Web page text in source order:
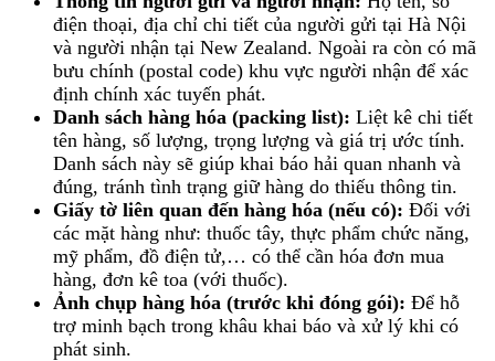
điện thoại, địa chỉ chi tiết của người gửi tại Hà Nội
và người nhận tại New Zealand. Ngoài ra còn có mã
bưu chính (postal code) khu vực người nhận để xác
định chính xác tuyến phát.
Danh sách hàng hóa (packing list): Liệt kê chi tiết
tên hàng, số lượng, trọng lượng và giá trị ước tính.
Danh sách này sẽ giúp khai báo hải quan nhanh và
đúng, tránh tình trạng giữ hàng do thiếu thông tin.
Giấy tờ liên quan đến hàng hóa (nếu có): Đối với
các mặt hàng như: thuốc tây, thực phẩm chức năng,
mỹ phẩm, đồ điện tử,… có thể cần hóa đơn mua
hàng, đơn kê toa (với thuốc).
Ảnh chụp hàng hóa (trước khi đóng gói): Để hỗ
trợ minh bạch trong khâu khai báo và xử lý khi có
phát sinh.